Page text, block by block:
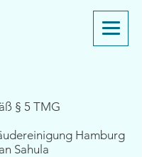
§ 5 TMG
Hamburg
Sahula